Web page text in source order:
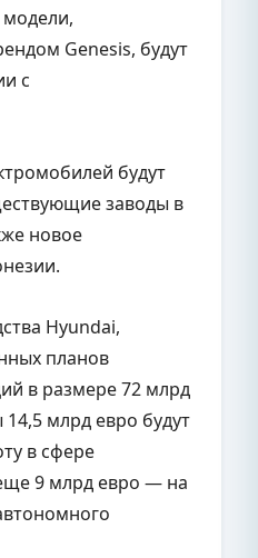
модели,
Genesis, будут
с
будут
заводы в
новое
Hyundai,
планов
в размере 72 млрд
млрд евро будут
в сфере
9 млрд евро — на